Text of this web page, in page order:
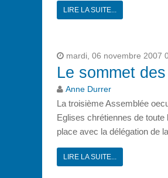
LIRE LA SUITE...
mardi, 06 novembre 2007
Le sommet
Anne Durrer
La troisième Assemblée
Eglises chrétiennes de
place avec la délégation de
LIRE LA SUITE...